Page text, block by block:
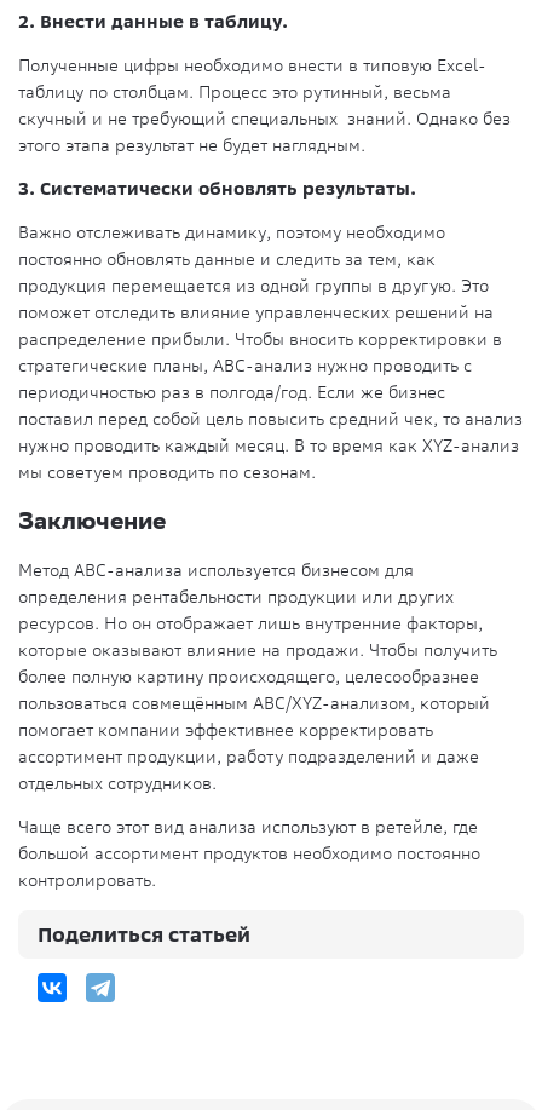
2. Внести данные в таблицу.
Полученные цифры необходимо внести в типовую Excel-
таблицу по столбцам. Процесс это рутинный, весьма
скучный и не требующий специальных знаний. Однако без
этого этапа результат не будет наглядным.
3. Систематически обновлять результаты.
Важно отслеживать динамику, поэтому необходимо
постоянно обновлять данные и следить за тем, как
продукция перемещается из одной группы в другую. Это
поможет отследить влияние управленческих решений на
распределение прибыли. Чтобы вносить корректировки в
стратегические планы, ABC-анализ нужно проводить с
периодичностью раз в полгода/год. Если же бизнес
поставил перед собой цель повысить средний чек, то анализ
нужно проводить каждый месяц. В то время как XYZ-анализ
мы советуем проводить по сезонам.
Заключение
Метод АВС-анализа используется бизнесом для
определения рентабельности продукции или других
ресурсов. Но он отображает лишь внутренние факторы,
которые оказывают влияние на продажи. Чтобы получить
более полную картину происходящего, целесообразнее
пользоваться совмещённым АВС/XYZ-анализом, который
помогает компании эффективнее корректировать
ассортимент продукции, работу подразделений и даже
отдельных сотрудников.
Чаще всего этот вид анализа используют в ретейле, где
большой ассортимент продуктов необходимо постоянно
контролировать.
Поделиться статьей